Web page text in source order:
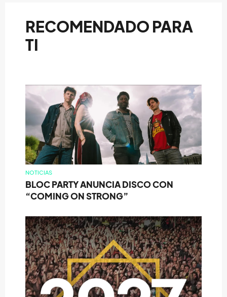
RECOMENDADO PARA
TI
NOTICIAS
BLOC PARTY ANUNCIA DISCO CON
“COMING ON STRONG”